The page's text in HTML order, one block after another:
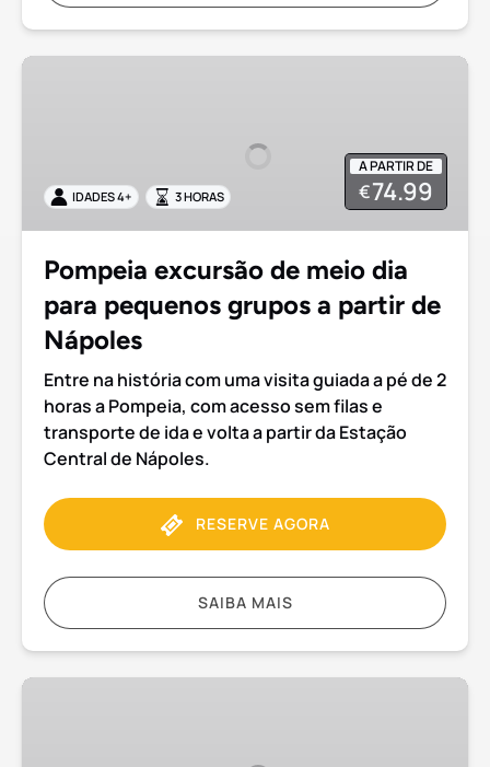
Pompeia
para
pequenos
partir
Nápoles
A PARTIR DE
€74.99
IDADES 4+ 3 HORAS
Pompeia excursão de meio dia
para pequenos grupos a partir de
Nápoles
Entre na história com uma visita guiada a pé de 2
horas a Pompeia, com acesso sem filas e
transporte de ida e volta a partir da Estação
Central de Nápoles.
RESERVE AGORA
SAIBA MAIS
Pompeia